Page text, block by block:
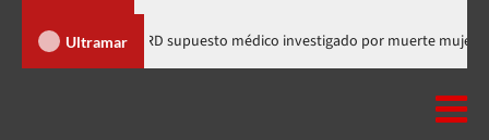
Ultramar Salió de RD supuesto médico investigado por